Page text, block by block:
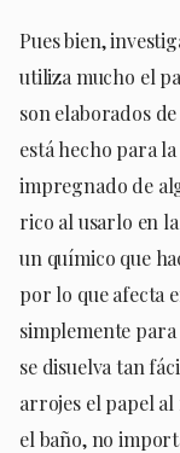
Pues bien,
utiliza mucho el
son elaborados
está hecho para
impregnado de
rico al usarlo en
un químico que
por lo que afecta
simplemente
se disuelva tan
arrojes el papel
el baño, no